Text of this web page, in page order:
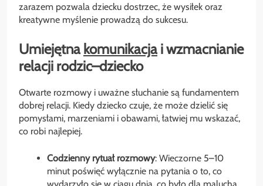
zarazem pozwala dziecku dostrzec, że wysiłek oraz
kreatywne myślenie prowadzą do sukcesu.
Umiejętna komunikacjai wzmacnianie
relacji rodzic–dziecko
Otwarte rozmowy i uważne słuchanie są fundamentem
dobrej relacji. Kiedy dziecko czuje, że może dzielić się
pomysłami, marzeniami i obawami, łatwiej mu wskazać,
co robi najlepiej.
Codzienny rytuał rozmowy: Wieczorne 5–10
minut poświęć wyłącznie na pytania o to, co